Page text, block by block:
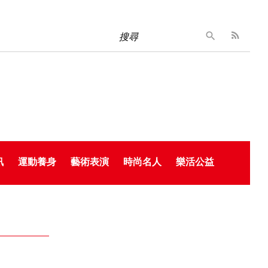
搜尋
運動養身 藝術表演 時尚名人 樂活公益